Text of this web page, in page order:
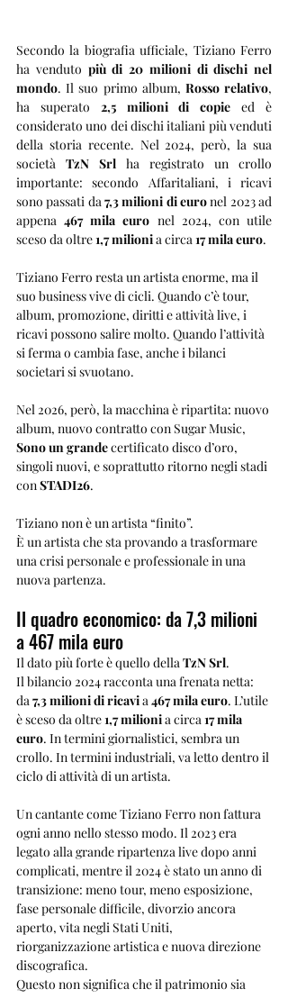
Secondo la biografia ufficiale, Tiziano Ferro
ha venduto più di 20 milioni di dischi nel
mondo. Il suo primo album, Rosso relativo,
ha superato 2,5 milioni di copie ed è
considerato uno dei dischi italiani più venduti
della storia recente. Nel 2024, però, la sua
società TzN Srl ha registrato un crollo
importante: secondo Affaritaliani, i ricavi
sono passati da 7,3 milioni di euro nel 2023 ad
appena 467 mila euro nel 2024, con utile
sceso da oltre 1,7 milioni a circa 17 mila euro.
Tiziano Ferro resta un artista enorme, ma il
suo business vive di cicli. Quando c’è tour,
album, promozione, diritti e attività live, i
ricavi possono salire molto. Quando l’attività
si ferma o cambia fase, anche i bilanci
societari si svuotano.
Nel 2026, però, la macchina è ripartita: nuovo
album, nuovo contratto con Sugar Music,
Sono un grande certificato disco d’oro,
singoli nuovi, e soprattutto ritorno negli stadi
con STADI26.
Tiziano non è un artista “finito”.
È un artista che sta provando a trasformare
una crisi personale e professionale in una
nuova partenza.
Il quadro economico: da 7,3 milioni
a 467 mila euro
Il dato più forte è quello della TzN Srl.
Il bilancio 2024 racconta una frenata netta:
da 7,3 milioni di ricavi a 467 mila euro. L’utile
è sceso da oltre 1,7 milioni a circa 17 mila
euro. In termini giornalistici, sembra un
crollo. In termini industriali, va letto dentro il
ciclo di attività di un artista.
Un cantante come Tiziano Ferro non fattura
ogni anno nello stesso modo. Il 2023 era
legato alla grande ripartenza live dopo anni
complicati, mentre il 2024 è stato un anno di
transizione: meno tour, meno esposizione,
fase personale difficile, divorzio ancora
aperto, vita negli Stati Uniti,
riorganizzazione artistica e nuova direzione
discografica.
Questo non significa che il patrimonio sia